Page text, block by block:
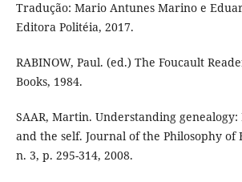
Tradução: Mario Antunes Marino e
Editora Politéia, 2017.
RABINOW, Paul. (ed.) The Foucault
Books, 1984.
SAAR, Martin. Understanding
and the self. Journal of the Philosophy of
n. 3, p. 295-314, 2008.